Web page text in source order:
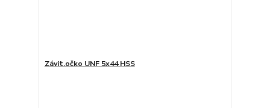
Závit.očko UNF 5x44 HSS